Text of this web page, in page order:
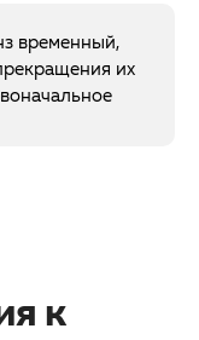
временный,
их
к